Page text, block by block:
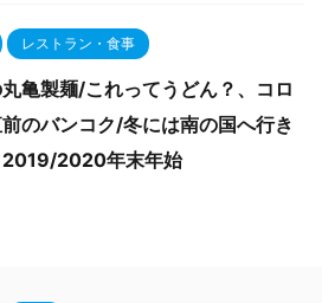
レストラン・食事
亀製麺/これってうどん？、コロ
のバンコク/冬には南の国へ行き
2019/2020年末年始